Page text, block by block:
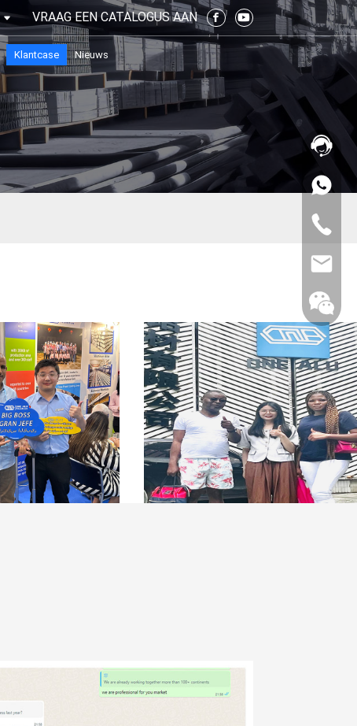
VRAAG EEN CATALOGUS AAN
Klantcase
Nieuws